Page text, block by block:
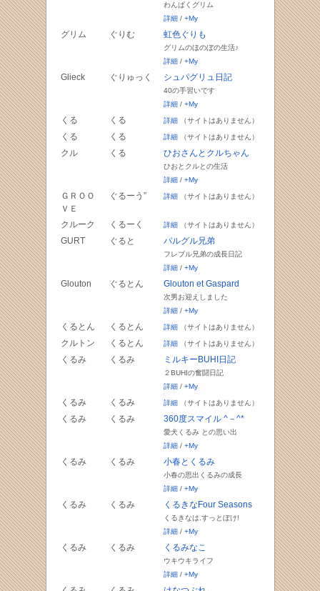
わんぱくグリム
詳細/ +My
グリム ぐりむ 虹色ぐりも
グリムのほのぼの生活♪
詳細/ +My
Glieck ぐりゅっく シュパグリュ日記
40の手習いです
詳細/ +My
くる くる 詳細（サイトはありません）
くる くる 詳細（サイトはありません）
クル くる ひおさんとクルちゃん
ひおとクルとの生活
詳細/ +My
ＧＲＯＯ
ＶＥ
ぐるーう” 詳細（サイトはありません）
クルーク くるーく 詳細（サイトはありません）
GURT ぐると パルグル兄弟
フレブル兄弟の成長日記
詳細/ +My
Glouton ぐるとん Glouton et Gaspard
次男お迎えしました
詳細/ +My
くるとん くるとん 詳細（サイトはありません）
クルトン くるとん 詳細（サイトはありません）
くるみ くるみ ミルキーBUHI日記
２BUHIの奮闘日記
詳細/ +My
くるみ くるみ 詳細（サイトはありません）
くるみ くるみ 360度スマイル ^－^*
愛犬くるみ との思い出
詳細/ +My
くるみ くるみ 小春とくるみ
小春の思出くるみの成長
詳細/ +My
くるみ くるみ くるきなFour Seasons
くるきなは.すっとぼけ!
詳細/ +My
くるみ くるみ くるみなこ
ウキウキライフ
詳細/ +My